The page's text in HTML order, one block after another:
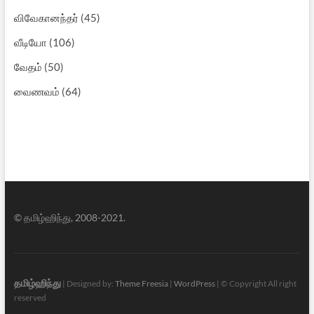
விவேகானந்தர் (45)
வீடியோ (106)
வேதம் (50)
வைணவம் (64)
© தமிழ்ஹிந்து, 2008-2021.
தமிழ்ஹிந்து| Designed by: Theme Freesia| WordPress| © Copyright All right
reserved